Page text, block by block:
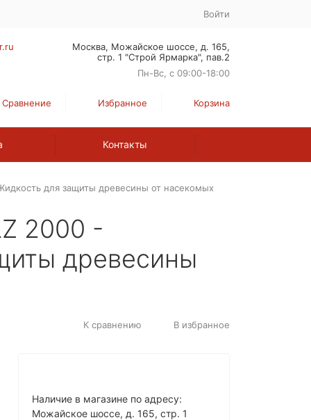
Войти
Москва, Можайское шоссе, д. 165,
стр. 1 "Строй Ярмарка", пав.2
Пн-Вс, с 09:00-18:00
Сравнение Избранное Корзина
Контакты
для защиты древесины от насекомых
2000 -
древесины
К сравнению В избранное
Наличие в магазине по адресу:
Можайское шоссе, д. 165, стр. 1